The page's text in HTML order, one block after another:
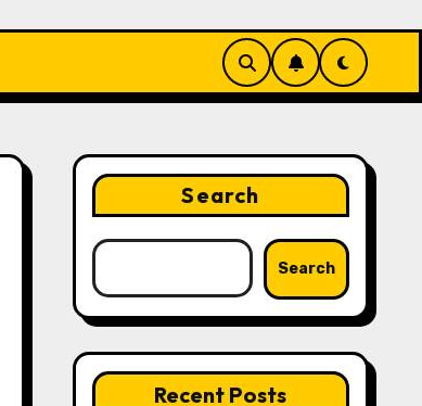
Search
Search
Recent Posts